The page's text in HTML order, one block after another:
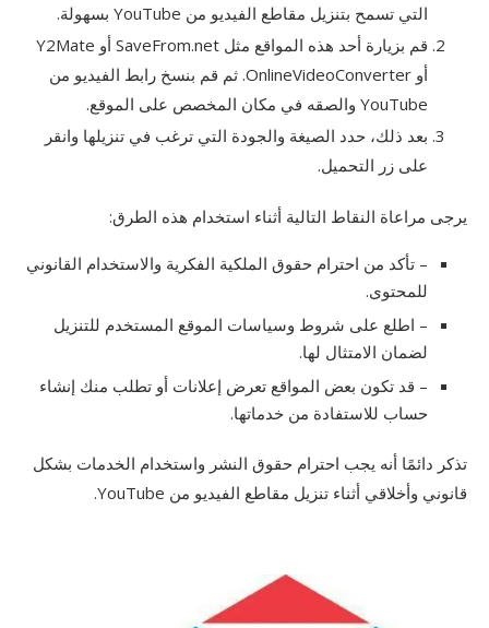
التي تسمح بتنزيل مقاطع الفيديو من YouTube بسهولة.
قم بزيارة أحد هذه المواقع مثل SaveFrom.net أو Y2Mate
أو OnlineVideoConverter. ثم قم بنسخ رابط الفيديو من
YouTube والصقه في مكان المخصص على الموقع.
بعد ذلك، حدد الصيغة والجودة التي ترغب في تنزيلها وانقر
على زر التحميل.
يرجى مراعاة النقاط التالية أثناء استخدام هذه الطرق:
– تأكد من احترام حقوق الملكية الفكرية والاستخدام القانوني
للمحتوى.
– اطلع على شروط وسياسات الموقع المستخدم للتنزيل
لضمان الامتثال لها.
– قد تكون بعض المواقع تعرض إعلانات أو تطلب منك إنشاء
حساب للاستفادة من خدماتها.
تذكر دائمًا أنه يجب احترام حقوق النشر واستخدام الخدمات بشكل
قانوني وأخلاقي أثناء تنزيل مقاطع الفيديو من YouTube.